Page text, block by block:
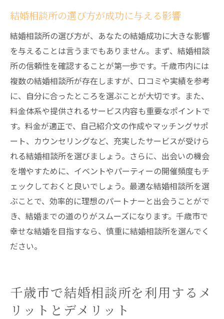
結婚相談所の選び方が成功に与える影響
結婚相談所の選び方が、あなたの結婚成功に大きな影響
を与えることは言うまでもありません。まず、結婚相談
所の信頼性を確認することが第一歩です。千歳市内には
複数の結婚相談所が存在しますが、口コミや実績を参考
に、自分に合ったところを選ぶことが大切です。また、
料金体系や提供されるサービス内容も重要なポイントで
す。料金が適正で、自己紹介文の作成やマッチングサポ
ート、カウンセリングなど、充実したサービスが受けら
れる結婚相談所を選びましょう。さらに、出会いの機会
を増やすために、イベントやパーティーの開催頻度もチ
ェックしておくと良いでしょう。最適な結婚相談所を選
ぶことで、効率的に理想のパートナーと出会うことがで
き、結婚までの道のりがスムーズになります。千歳市で
幸せな結婚を目指すなら、慎重に結婚相談所を選んでく
ださい。
千歳市で結婚相談所を利用するメ
リットとデメリット